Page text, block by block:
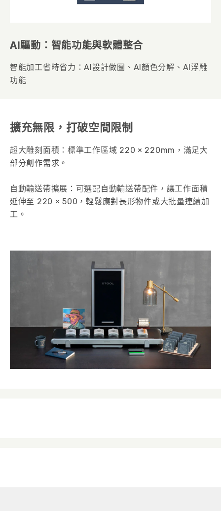
AI驅動：智能功能與軟體整合
智能加工省時省力：AI設計做圖、AI顏色分解、AI浮雕
功能
擴充無限，打破空間限制
超大雕刻面積：標準工作區域 220 × 220mm，滿足大
部分創作需求。
自動輸送帶擴展：可選配自動輸送帶配件，讓工作面積
延伸至 220 × 500，輕鬆應對長形物件或大批量連續加
工。